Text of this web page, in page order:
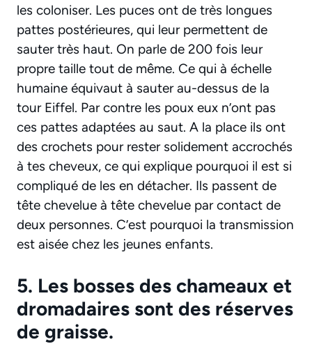
les coloniser. Les puces ont de très longues
pattes postérieures, qui leur permettent de
sauter très haut. On parle de 200 fois leur
propre taille tout de même. Ce qui à échelle
humaine équivaut à sauter au-dessus de la
tour Eiffel. Par contre les poux eux n’ont pas
ces pattes adaptées au saut. A la place ils ont
des crochets pour rester solidement accrochés
à tes cheveux, ce qui explique pourquoi il est si
compliqué de les en détacher. Ils passent de
tête chevelue à tête chevelue par contact de
deux personnes. C’est pourquoi la transmission
est aisée chez les jeunes enfants.
5. Les bosses des chameaux et
dromadaires sont des réserves
de graisse.